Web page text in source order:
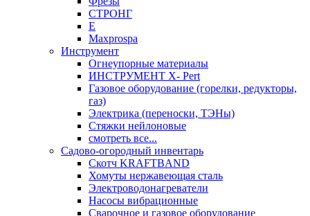
СТРОНГ
Е
Maxprospa
Инструмент
Огнеупорные материалы
ИНСТРУМЕНТ X- Pert
Газовое оборудование (горелки, редукторы,
газ)
Электрика (переноски, ТЭНы)
Стяжки нейлоновые
смотреть все...
Садово-огородный инвентарь
Скотч KRAFTBAND
Хомуты нержавеющая сталь
Электроводонагреватели
Насосы вибрационные
Сварочное и газовое оборудование